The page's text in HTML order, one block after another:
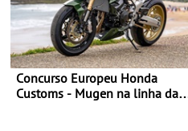
Concurso Europeu Honda
Customs - Mugen na linha da